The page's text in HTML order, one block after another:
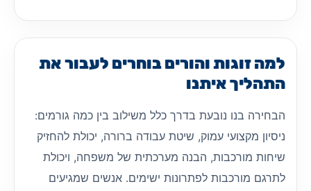
למה זוגות והורים בוחרים לעבור את
התהליך איתנו
הבחירה בנו נובעת בדרך כלל משילוב בין כמה גורמים:
ניסיון מקצועי עמוק, שיטת עבודה ברורה, יכולת להחזיק
שיחות מורכבות, הבנה מערכתית של משפחה, ויכולת
לתרגם מורכבות לפתרונות ישימים. אנשים שמגיעים